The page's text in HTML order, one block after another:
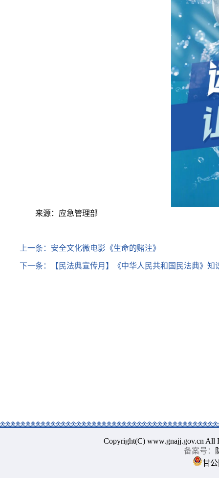
来源：应急管理部
上一条： 安全文化微电影《生命的赌注》
下一条： 【民法典宣传月】《中华人民共和国民法典》知
Copyright(C) www.gnajj.gov.cn
备案号：
甘公